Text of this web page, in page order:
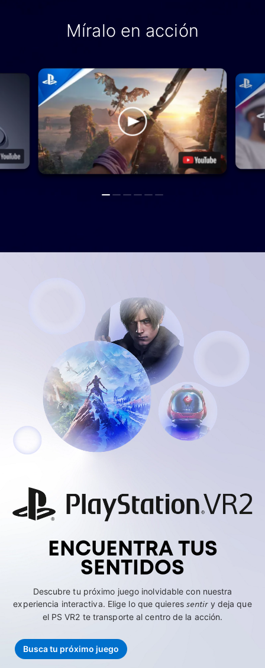
Míralo en acción
ENCUENTRA TUS
SENTIDOS
Descubre tu próximo juego inolvidable con nuestra
experiencia interactiva. Elige lo que quieres sentiry deja que
el PS VR2 te transporte al centro de la acción.
Busca tu próximo juego